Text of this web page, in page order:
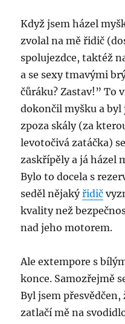
Když jsem házel
zvolal na mě řidič
spolujezdce, taktéž
a se sexy tmavými
čůráku? Zastav!” To
dokončil myšku a
zpoza skály (za
levotočivá zatáčka)
zaskřípěly a já házel
Bylo to docela s
seděl nějakýřidič
kvality než
nad jeho motorem.
Ale extempore s
konce. Samozřejmě
Byl jsem přesvědčen,
zatlačí mě na